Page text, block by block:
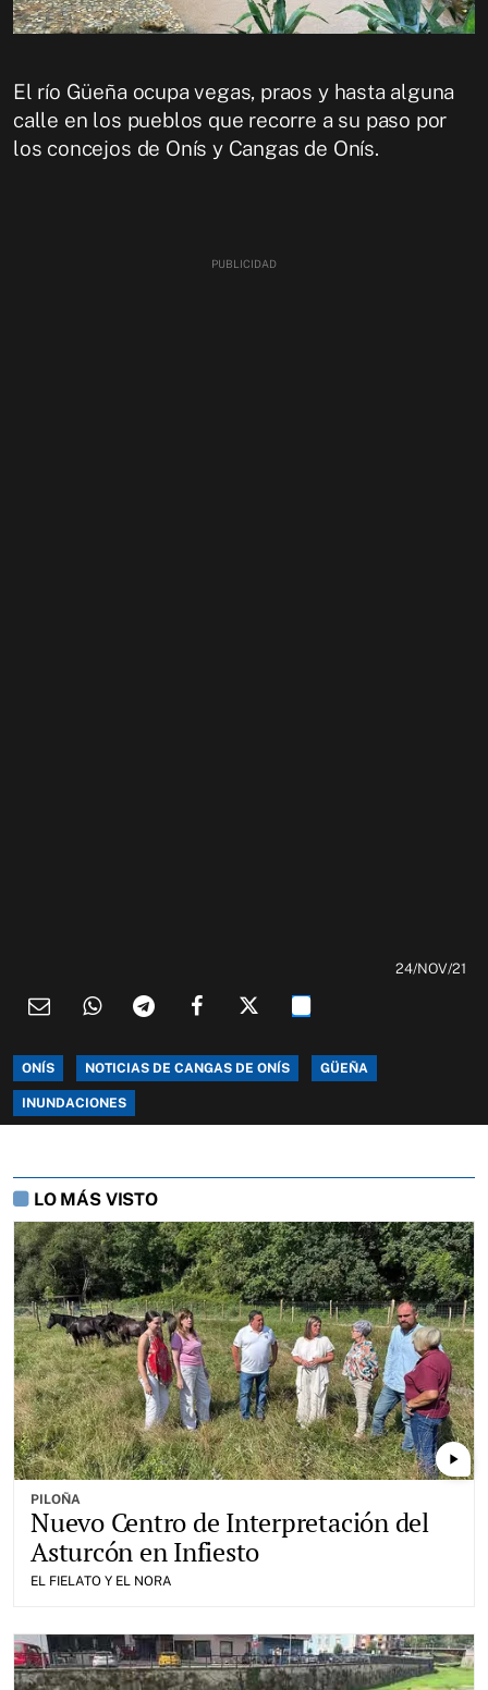
El río Güeña ocupa vegas, praos y hasta alguna
calle en los pueblos que recorre a su paso por
los concejos de Onís y Cangas de Onís.
24/NOV/21
ONÍS NOTICIAS DE CANGAS DE ONÍS GÜEÑA
INUNDACIONES
LO MÁS VISTO
play_arrow
PILOÑA
Nuevo Centro de Interpretación del
Asturcón en Infiesto
EL FIELATO Y EL NORA